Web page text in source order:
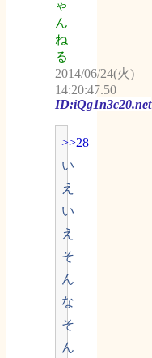
ゃ
ん
ね
る
2014/06/24(火)
14:20:47.50
ID:iQg1n3c20.net
>>28
い
え
い
え
そ
ん
な
そ
ん